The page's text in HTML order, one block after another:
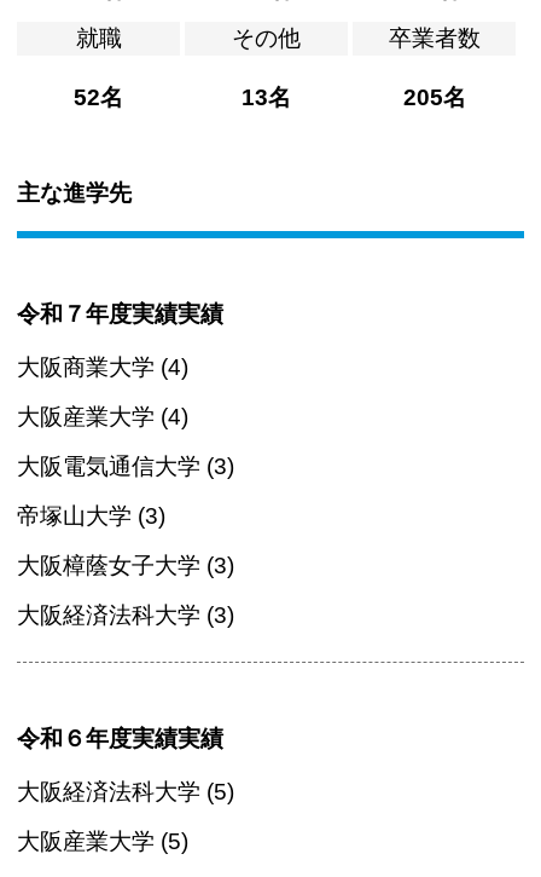
就職
52名
その他
13名
卒業者数
205名
主な進学先
令和７年度実績実績
大阪商業大学 (4)
大阪産業大学 (4)
大阪電気通信大学 (3)
帝塚山大学 (3)
大阪樟蔭女子大学 (3)
大阪経済法科大学 (3)
令和６年度実績実績
大阪経済法科大学 (5)
大阪産業大学 (5)